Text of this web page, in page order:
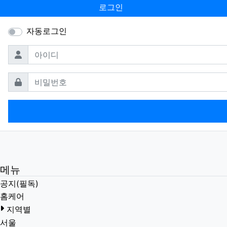
로그인
자동로그인
아이디
필수
비밀번호필수
메뉴
공지(필독)
홈케어
지역별
서울